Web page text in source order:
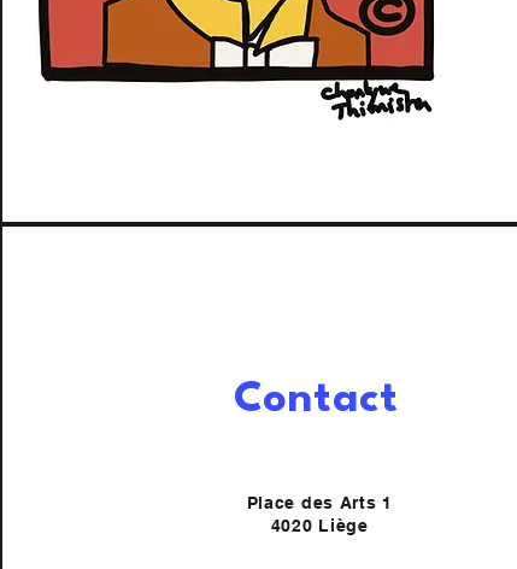
Contact
Place des Arts 1
4020 Liège